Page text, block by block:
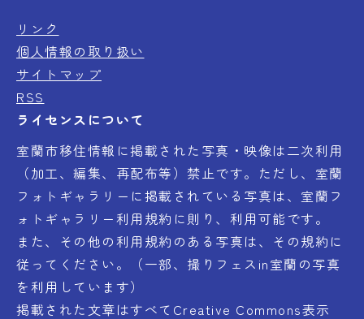
リンク
個人情報の取り扱い
サイトマップ
RSS
ライセンスについて
室蘭市移住情報に掲載された写真・映像は二次利用
（加工、編集、再配布等）禁止です。ただし、室蘭
フォトギャラリーに掲載されている写真は、室蘭フ
ォトギャラリー利用規約に則り、利用可能です。
また、その他の利用規約のある写真は、その規約に
従ってください。（一部、撮りフェスin室蘭の写真
を利用しています）
掲載された文章はすべてCreative Commons表示